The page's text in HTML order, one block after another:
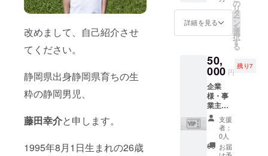
改めまして、自己紹介させ
てください。
静岡県出身静岡県育ちの生
粋の静岡男児、
藤田幸介と申します。
1995年8月1日生まれの26歳
拠点で
製作さ
れた陶
に経済
産業省
から伝
統工芸
品に認
定され
ていま
す。
リジナ
ルス
テッ
カー
TEAの
厳選し
た静岡
県内茶
葉を60g
お送り
しま
す。
（約36
杯分）
詳細を見る
の
リ
タ
ー
ン
を
選
択
す
る
50,
000 円
残り7
企業
様・事
業主様
オスス
メ！ ■
全力で
お礼の
メール
支援
者：
0人
お届